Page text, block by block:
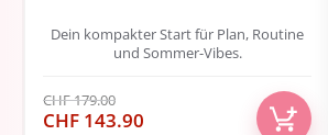
Dein kompakter Start für Plan, Routine
und Sommer-Vibes.
CHF179.00
Ursprünglicher
CHF 143.90